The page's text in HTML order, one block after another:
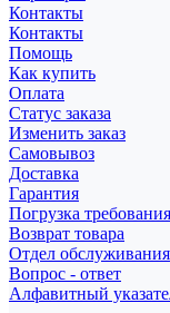
Контакты
Контакты
Помощь
Как купить
Оплата
Статус заказа
Изменить заказ
Самовывоз
Доставка
Гарантия
Погрузка требования
Возврат товара
Отдел обслуживания
Вопрос - ответ
Алфавитный